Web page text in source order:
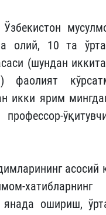
Ўзбекистон
олий, 10 та
(шундан
фаолият
икки ярим
янада ошириш,